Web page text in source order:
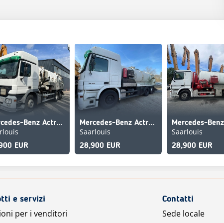
Mercedes-Benz Actros 2541 L
EUR
Mercedes-Benz Actros 2541
Saarlouis
28,900 EUR
Saarlouis
28,900 EUR
e servizi
per i venditori
Contatti
Sede locale